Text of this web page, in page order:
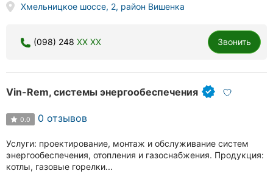
Хмельницкое шоссе, 2, район Вишенка
(098) 248 XX XX Звонить
Vin-Rem, системы энергообеспечения
0.0 0 отзывов
Услуги: проектирование, монтаж и обслуживание систем
энергообеспечения, отопления и газоснабжения. Продукция:
котлы, газовые горелки...